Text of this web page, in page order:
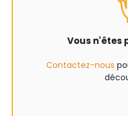
Vous n'êtes
Contactez-nous